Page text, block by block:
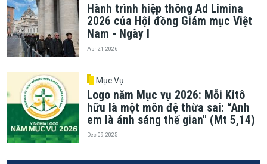
Hành trình hiệp thông Ad Limina
2026 của Hội đồng Giám mục Việt
Nam - Ngày I
Apr 21, 2026
Mục Vụ
Logo năm Mục vụ 2026: Mỗi Kitô
hữu là một môn đệ thừa sai: “Anh
em là ánh sáng thế gian" (Mt 5,14)
Dec 09, 2025